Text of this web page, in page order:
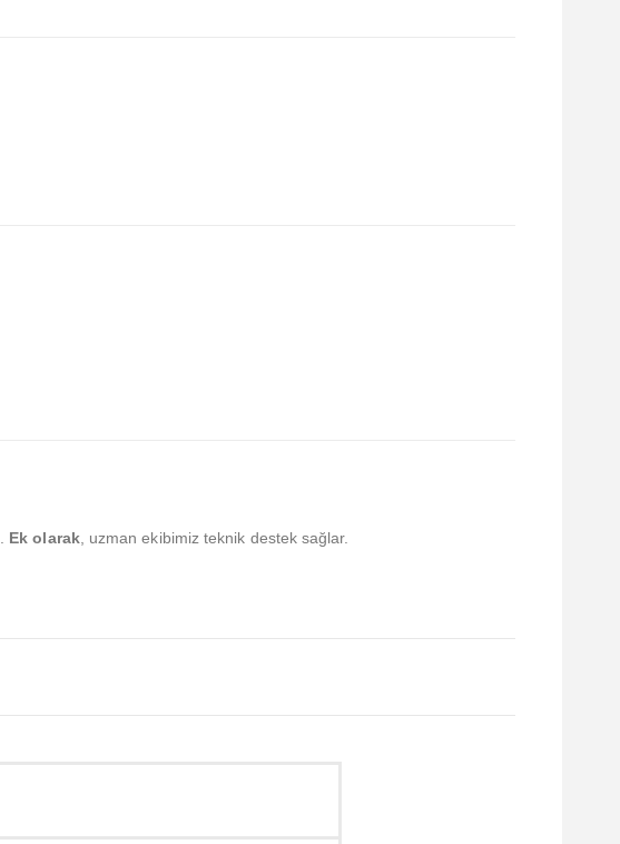
Ek olarak, uzman ekibimiz teknik destek sağlar.